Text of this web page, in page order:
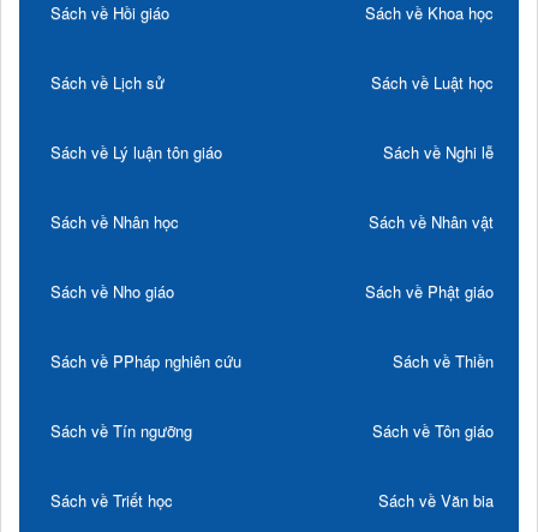
Sách về Hồi giáo Sách về Khoa học
Sách về Lịch sử Sách về Luật học
Sách về Lý luận tôn giáo Sách về Nghi lễ
Sách về Nhân học Sách về Nhân vật
Sách về Nho giáo Sách về Phật giáo
Sách về PPháp nghiên cứu Sách về Thiền
Sách về Tín ngưỡng Sách về Tôn giáo
Sách về Triết học Sách về Văn bia